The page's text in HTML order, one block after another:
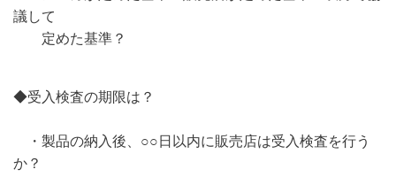
議して
定めた基準？
◆受入検査の期限は？
・製品の納入後、○○日以内に販売店は受入検査を行う
か？